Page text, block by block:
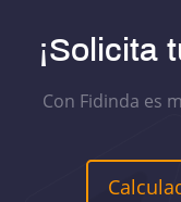
¡Solicita
Con Fidinda es